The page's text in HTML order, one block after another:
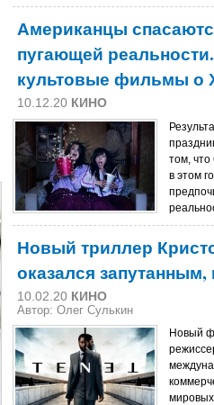
Американцы
пугающей
культовые фильмы о
10.12.20 КИНО
том,
в этом
Новый триллер
оказался
10.02.20 КИНО
Автор: Олег Сулькин
Новый